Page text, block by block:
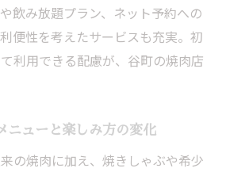
注目する谷町の焼きしゃぶ体験
しゃぶ両方楽しめる谷町の特徴
飲み放題プラン、ネット予約への
便性を考えたサービスも充実。初
利用できる配慮が、谷町の焼肉店
ニューと楽しみ方の変化
の焼肉に加え、焼きしゃぶや希少